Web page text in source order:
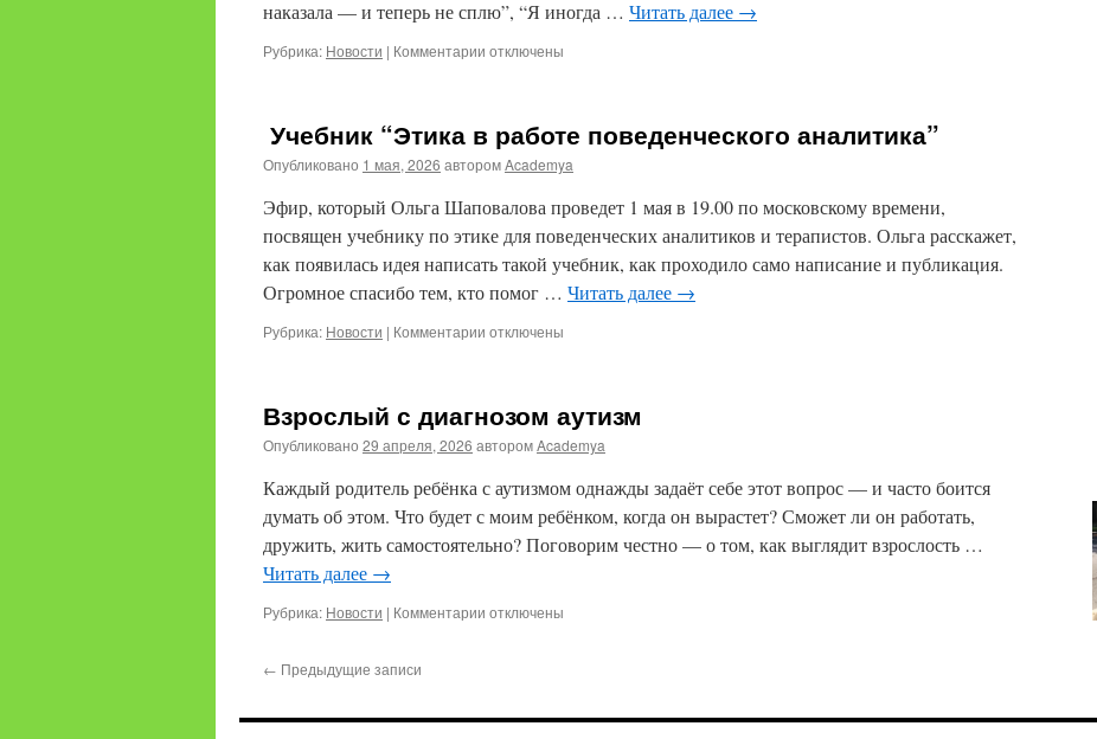
наказала — и теперь не сплю”, “Я иногда … Читать далее →
Рубрика: Новости | Комментарии к
у
мамы
особенного
отключены
Учебник “Этика в работе поведенческого аналитика”
Опубликовано 1 мая, 2026 авторомAcademya
Эфир, который Ольга Шаповалова проведет 1 мая в 19.00 по московскому времени,
посвящен учебнику по этике для поведенческих аналитиков и терапистов. Ольга расскажет,
как появилась идея написать такой учебник, как проходило само написание и публикация.
Огромное спасибо тем, кто помог … Читать далее →
Рубрика: Новости | Комментарии к
в
поведенческого
отключены
Взрослый с диагнозом аутизм
Опубликовано 29 апреля, 2026 авторомAcademya
Каждый родитель ребёнка с аутизмом однажды задаёт себе этот вопрос — и часто боится
думать об этом. Что будет с моим ребёнком, когда он вырастет? Сможет ли он работать,
дружить, жить самостоятельно? Поговорим честно — о том, как выглядит взрослость …
Читать далее →
Рубрика: Новости | Комментарии к
аутизм
отключены
← Предыдущие записи